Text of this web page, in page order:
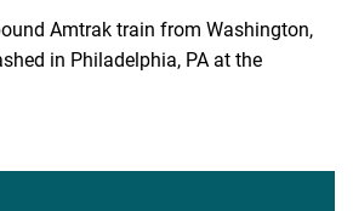
Amtrak train from Washington,
in Philadelphia, PA at the